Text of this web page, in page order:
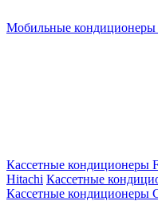
Мобильные кондиционеры
Кассетные кондиционеры
Hitachi Кассетные
Кассетные кондиционеры